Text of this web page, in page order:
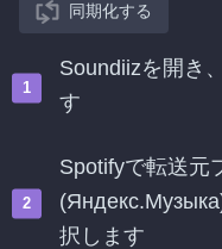
同期化する
Soundiizを開き
す
Spotifyで転送元
択します